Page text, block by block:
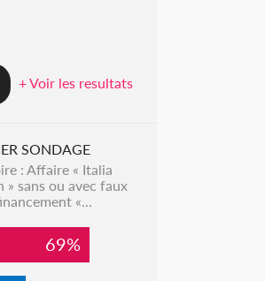
+ Voir les resultats
SONDAGE
: Affaire « Italia
sans ou avec faux
«...
69%